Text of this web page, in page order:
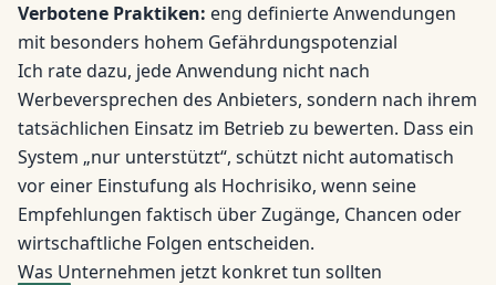
Verbotene Praktiken: eng definierte Anwendungen
mit besonders hohem Gefährdungspotenzial
Ich rate dazu, jede Anwendung nicht nach
Werbeversprechen des Anbieters, sondern nach ihrem
tatsächlichen Einsatz im Betrieb zu bewerten. Dass ein
System „nur unterstützt“, schützt nicht automatisch
vor einer Einstufung als Hochrisiko, wenn seine
Empfehlungen faktisch über Zugänge, Chancen oder
wirtschaftliche Folgen entscheiden.
Was Unternehmen jetzt konkret tun sollten